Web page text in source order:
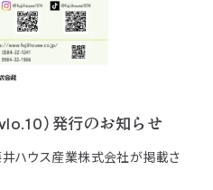
）発行のお知らせ
井ハウス産業株式会社が掲載さ